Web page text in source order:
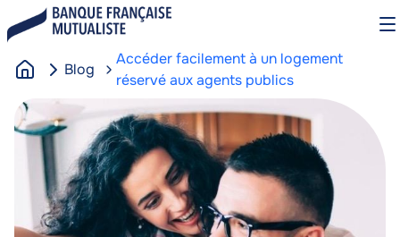
au
principal
c
c
Blog
Accéder facilement à un logement
réservé aux agents publics
Image
Image